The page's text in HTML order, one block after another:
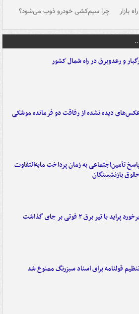
بازار چرا سیم‌کشی خودرو ذوب می‌شود؟
و رعدوبرق در راه شمال کشور
دیده نشده از رفاقت دو فرمانده‌ موشکی
تأمین‌اجتماعی به زمان پرداخت مابه‌التفاوت
بازنشستگان
پراید با تیر برق ۲ فوتی بر جای گذاشت
قولنامه برای اسناد سبزرنگ ممنوع شد